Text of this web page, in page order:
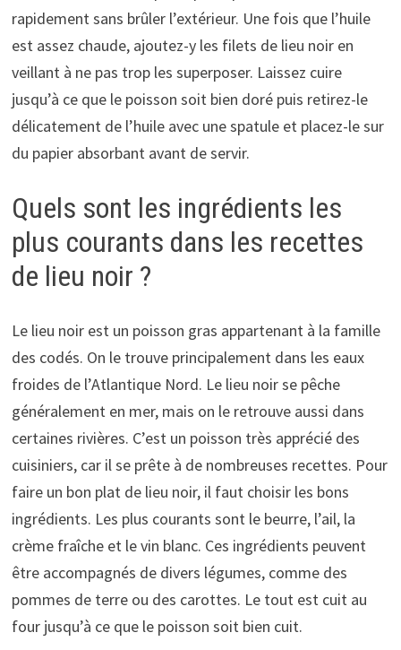
rapidement sans brûler l’extérieur. Une fois que l’huile
est assez chaude, ajoutez-y les filets de lieu noir en
veillant à ne pas trop les superposer. Laissez cuire
jusqu’à ce que le poisson soit bien doré puis retirez-le
délicatement de l’huile avec une spatule et placez-le sur
du papier absorbant avant de servir.
Quels sont les ingrédients les
plus courants dans les recettes
de lieu noir ?
Le lieu noir est un poisson gras appartenant à la famille
des codés. On le trouve principalement dans les eaux
froides de l’Atlantique Nord. Le lieu noir se pêche
généralement en mer, mais on le retrouve aussi dans
certaines rivières. C’est un poisson très apprécié des
cuisiniers, car il se prête à de nombreuses recettes. Pour
faire un bon plat de lieu noir, il faut choisir les bons
ingrédients. Les plus courants sont le beurre, l’ail, la
crème fraîche et le vin blanc. Ces ingrédients peuvent
être accompagnés de divers légumes, comme des
pommes de terre ou des carottes. Le tout est cuit au
four jusqu’à ce que le poisson soit bien cuit.